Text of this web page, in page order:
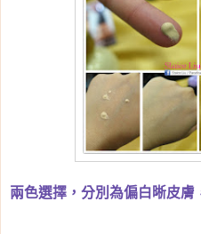
兩色選擇，分別為偏白晰皮膚